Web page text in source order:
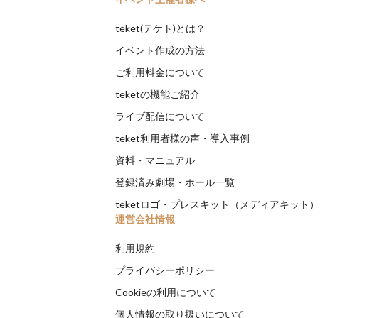
teket(テケト)とは？
イベント作成の方法
ご利用料金について
teketの機能ご紹介
ライブ配信について
teket利用者様の声・導入事例
資料・マニュアル
登録済み劇場・ホール一覧
teketロゴ・プレスキット（メディアキット）
運営会社情報
利用規約
プライバシーポリシー
Cookieの利用について
個人情報の取り扱いについて